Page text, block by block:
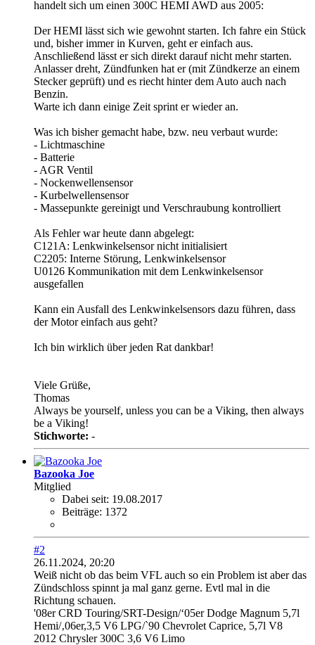
handelt sich um einen 300C HEMI AWD aus 2005:
Der HEMI lässt sich wie gewohnt starten. Ich fahre ein Stück
und, bisher immer in Kurven, geht er einfach aus.
Anschließend lässt er sich direkt darauf nicht mehr starten.
Anlasser dreht, Zündfunken hat er (mit Zündkerze an einem
Stecker geprüft) und es riecht hinter dem Auto auch nach
Benzin.
Warte ich dann einige Zeit sprint er wieder an.
Was ich bisher gemacht habe, bzw. neu verbaut wurde:
- Lichtmaschine
- Batterie
- AGR Ventil
- Nockenwellensensor
- Kurbelwellensensor
- Massepunkte gereinigt und Verschraubung kontrolliert
Als Fehler war heute dann abgelegt:
C121A: Lenkwinkelsensor nicht initialisiert
C2205: Interne Störung, Lenkwinkelsensor
U0126 Kommunikation mit dem Lenkwinkelsensor
ausgefallen
Kann ein Ausfall des Lenkwinkelsensors dazu führen, dass
der Motor einfach aus geht?
Ich bin wirklich über jeden Rat dankbar!
Viele Grüße,
Thomas
Always be yourself, unless you can be a Viking, then always
be a Viking!
Stichworte: -
Bazooka Joe
Mitglied
Dabei seit: 19.08.2017
Beiträge: 1372
#2
26.11.2024, 20:20
Weiß nicht ob das beim VFL auch so ein Problem ist aber das
Zündschloss spinnt ja mal ganz gerne. Evtl mal in die
Richtung schauen.
'08er CRD Touring/SRT-Design/‘05er Dodge Magnum 5,7l
Hemi/‚06er,3,5 V6 LPG/`90 Chevrolet Caprice, 5,7l V8
2012 Chrysler 300C 3,6 V6 Limo